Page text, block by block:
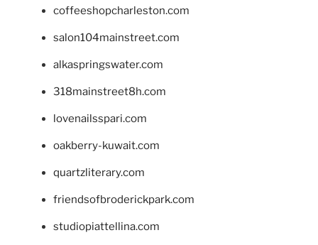
coffeeshopcharleston.com
salon104mainstreet.com
alkaspringswater.com
318mainstreet8h.com
lovenailsspari.com
oakberry-kuwait.com
quartzliterary.com
friendsofbroderickpark.com
studiopiattellina.com